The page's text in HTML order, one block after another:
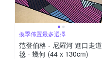
換季佈置最多選擇
范登伯格 - 尼羅河 進口走道
毯 - 幾何 (44 x 130cm)